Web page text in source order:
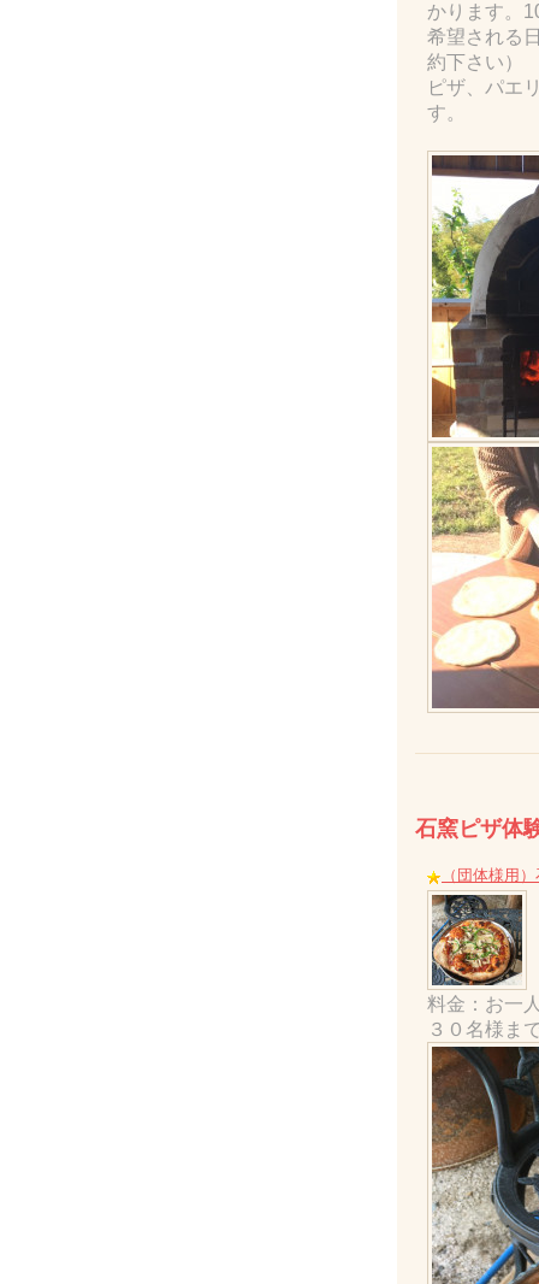
かります。
希望される
約下さい）
ピザ、パエ
す。
石窯ピザ体
（団体様用
料金：お一
３０名様ま